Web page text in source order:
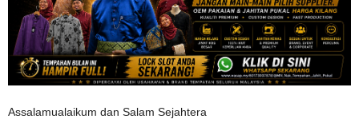
Assalamualaikum dan Salam Sejahtera